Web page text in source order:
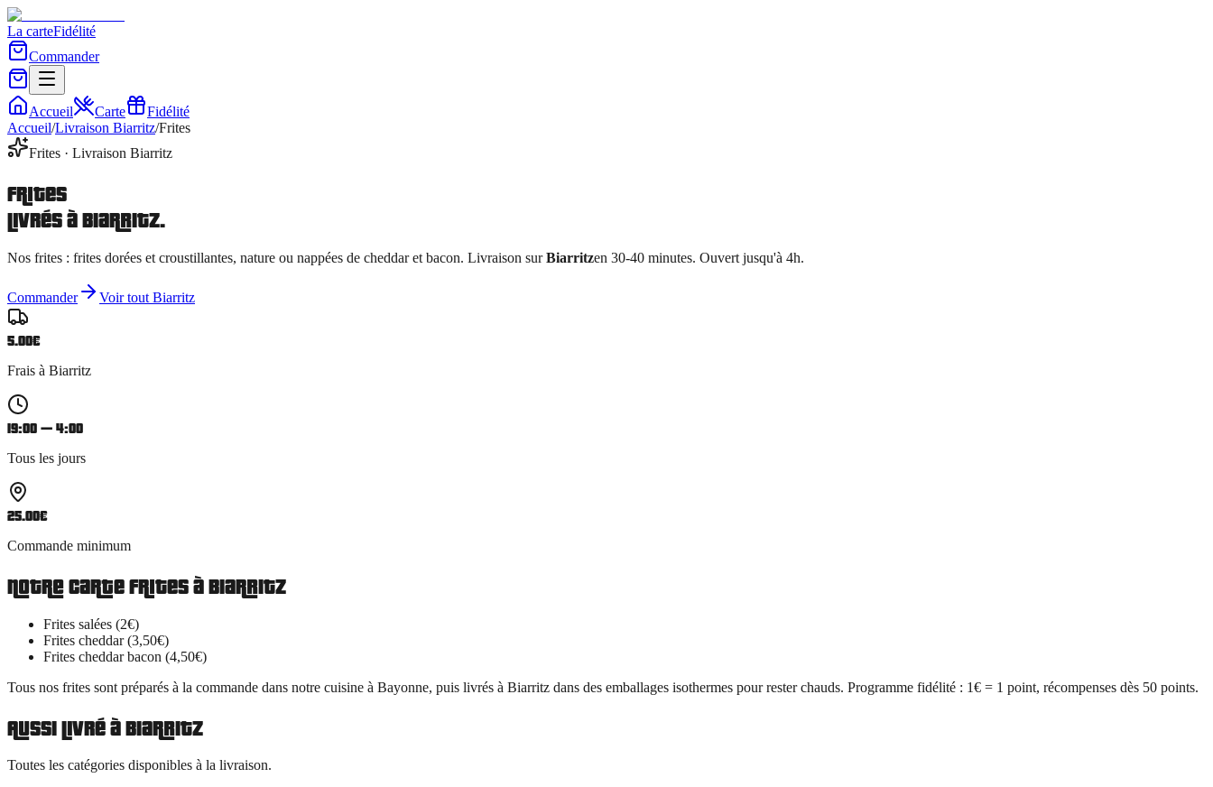
La carteFidélité
Commander
Accueil Carte
Fidélité
Accueil/Livraison Biarritz/Frites
Frites · Livraison Biarritz
Frites
livrés àBiarritz.
Nos frites : frites dorées et croustillantes, nature ou nappées de cheddar et bacon. Livraison sur Biarritzen 30-40 minutes. Ouvert jusqu'à 4h.
Commander Voir tout Biarritz
5.00€
Frais à Biarritz
19:00 — 4:00
Tous les jours
25.00€
Commande minimum
Notre cartefritesàBiarritz
Frites salées (2€)
Frites cheddar (3,50€)
Frites cheddar bacon (4,50€)
Tous nos frites sont préparés à la commande dans notre cuisine à Bayonne, puis livrés à Biarritz dans des emballages isothermes pour rester chauds. Programme fidélité : 1€ = 1 point, récompenses dès 50 points.
Aussi livré àBiarritz
Toutes les catégories disponibles à la livraison.